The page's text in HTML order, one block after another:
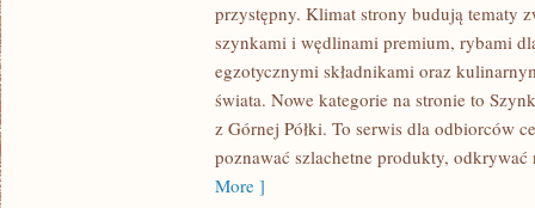
ZAKĄTKÓW
przystępny. Klimat strony budują tematy
szynkami i wędlinami premium, rybami
egzotycznymi składnikami oraz
świata. Nowe kategorie na stronie to
z Górnej Półki. To serwis dla odbiorców
poznawać szlachetne produkty,
More ]